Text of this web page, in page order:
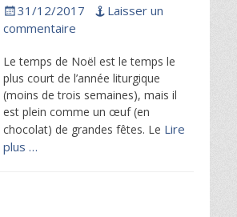
Posted
31/12/2017
Laisser un
commentaire
Le temps de Noël est le temps le
plus court de l’année liturgique
(moins de trois semaines), mais il
est plein comme un œuf (en
chocolat) de grandes fêtes. Le Lire
plus …